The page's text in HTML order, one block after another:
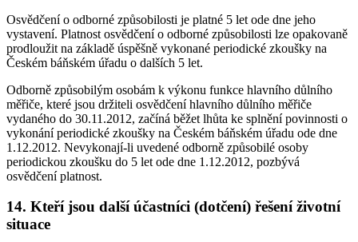
Osvědčení o odborné způsobilosti je platné 5 let ode dne jeho
vystavení. Platnost osvědčení o odborné způsobilosti lze opakovaně
prodloužit na základě úspěšně vykonané periodické zkoušky na
Českém báňském úřadu o dalších 5 let.
Odborně způsobilým osobám k výkonu funkce hlavního důlního
měřiče, které jsou držiteli osvědčení hlavního důlního měřiče
vydaného do 30.11.2012, začíná běžet lhůta ke splnění povinnosti o
vykonání periodické zkoušky na Českém báňském úřadu ode dne
1.12.2012. Nevykonají-li uvedené odborně způsobilé osoby
periodickou zkoušku do 5 let ode dne 1.12.2012, pozbývá
osvědčení platnost.
14. Kteří jsou další účastníci (dotčení) řešení životní
situace